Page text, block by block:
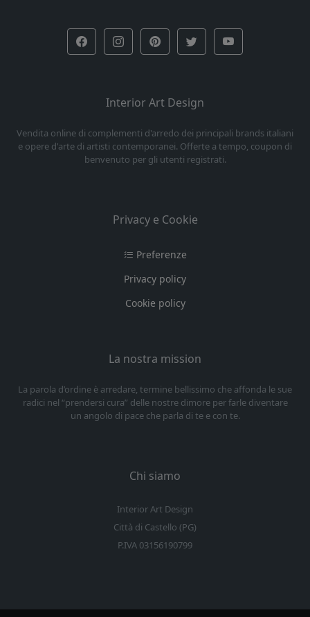
Interior Art Design
Vendita online di complementi d'arredo dei principali brands italiani
e opere d'arte di artisti contemporanei. Offerte a tempo, coupon di
benvenuto per gli utenti registrati.
Privacy e Cookie
Preferenze
Privacy policy
Cookie policy
La nostra mission
La parola d’ordine è arredare, termine bellissimo che affonda le sue
radici nel “prendersi cura” delle nostre dimore per farle diventare
un angolo di pace che parla di te e con te.
Chi siamo
Interior Art Design
Città di Castello (PG)
P.IVA 03156190799